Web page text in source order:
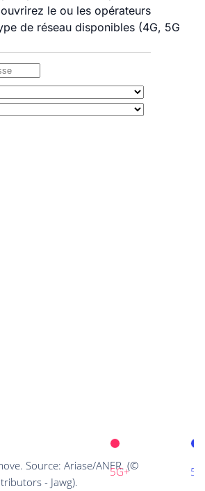
le ou les opérateurs
de réseau disponibles (4G, 5G